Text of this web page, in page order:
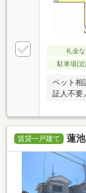
礼金な
駐車場(
ペット相
証人不要
賃貸一戸建て 蓮